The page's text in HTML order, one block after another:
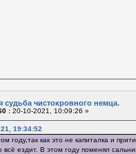
судьба чистокровного немца.
:20-10-2021, 10:09:26 »
19:34:52
году,так как это не капиталка и
всё ездит. В этом году поменял